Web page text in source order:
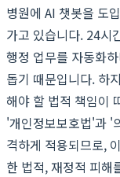
병원에 AI 챗봇을 도
가고 있습니다. 24시
행정 업무를 자동화
돕기 때문입니다. 하
해야 할 법적 책임이
'개인정보보호법'과 '
격하게 적용되므로,
한 법적, 재정적 피해